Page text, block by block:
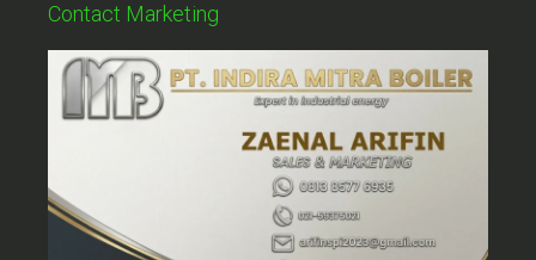
Contact Marketing